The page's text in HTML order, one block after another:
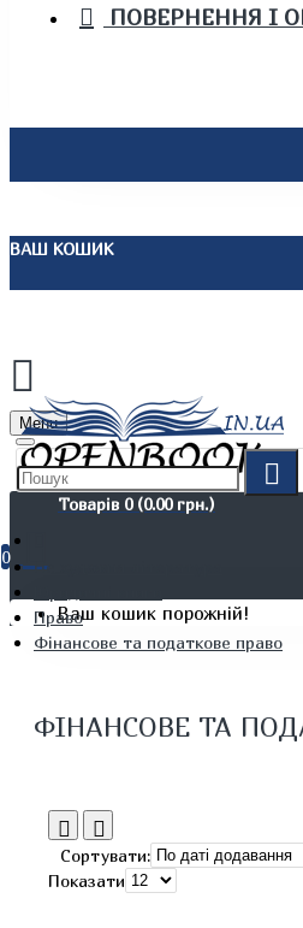
ПОВЕРНЕННЯ І
ВАШ КОШИК
Menu
Товарів 0 (0.00 грн.)
0
Ваш кошик порожній!
Не художня література
Право
Фінансове та податкове право
ФІНАНСОВЕ ТА
Сортувати:
Показати